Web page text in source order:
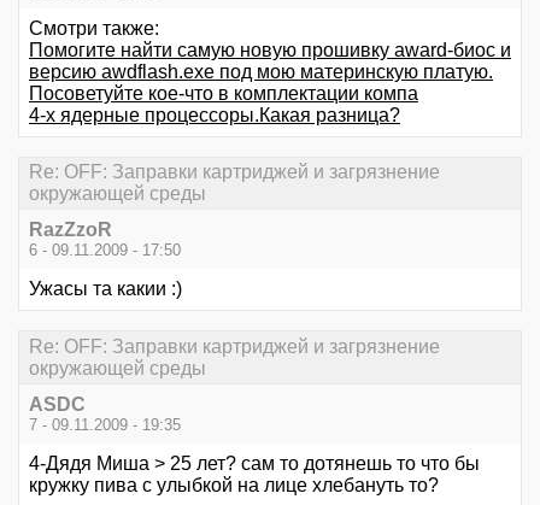
Смотри также:
Помогите найти самую новую прошивку award-биос и
версию awdflash.exe под мою материнскую платую.
Посоветуйте кое-что в комплектации компа
4-х ядерные процессоры.Какая разница?
Re: OFF: Заправки картриджей и загрязнение
окружающей среды
RazZzoR
6 - 09.11.2009 - 17:50
Ужасы та какии :)
Re: OFF: Заправки картриджей и загрязнение
окружающей среды
ASDC
7 - 09.11.2009 - 19:35
4-Дядя Миша > 25 лет? сам то дотянешь то что бы
кружку пива с улыбкой на лице хлебануть то?